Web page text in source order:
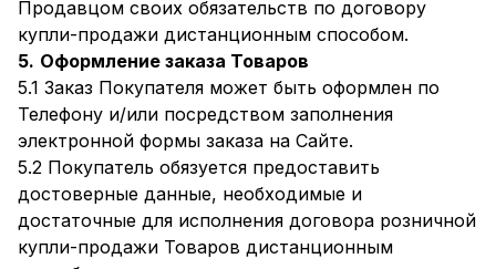
Продавцом своих обязательств по договору
купли-продажи дистанционным способом.
5. Оформление заказа Товаров
5.1 Заказ Покупателя может быть оформлен по
Телефону и/или посредством заполнения
электронной формы заказа на Сайте.
5.2 Покупатель обязуется предоставить
достоверные данные, необходимые и
достаточные для исполнения договора розничной
купли-продажи Товаров дистанционным